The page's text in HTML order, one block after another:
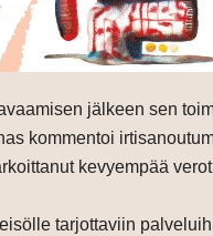
jälkeen sen
kommentoi
kevyempää
tarjottaviin